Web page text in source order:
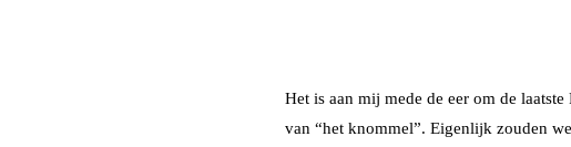
Het is aan mij mede de eer om de
van “het knommel”. Eigenlijk zouden